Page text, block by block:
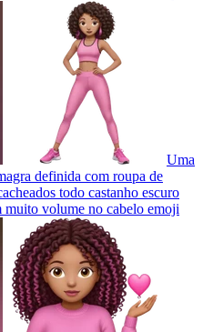
Uma
definida com roupa de
todo castanho escuro
muito volume no cabelo emoji